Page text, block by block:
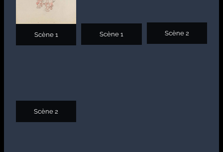
Scène 1 Scène 1 Scène 2
Scène 2